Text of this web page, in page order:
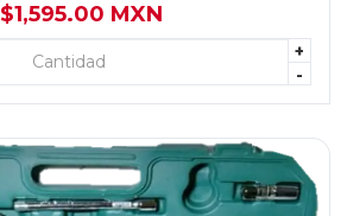
$1,595.00 MXN
+
-
+ AGREGAR